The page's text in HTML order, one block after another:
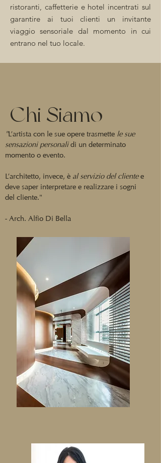
ristoranti, caffetterie e hotel incentrati sul
garantire ai tuoi clienti un invitante
viaggio sensoriale dal momento in cui
entrano nel tuo locale.
Chi Siamo
"L’artista con le sue opere trasmette le sue
sensazioni personalidi un determinato
momento o evento.
L’architetto, invece, è al servizio del clientee
deve saper interpretare e realizzare i sogni
del cliente."
- Arch. Alfio Di Bella